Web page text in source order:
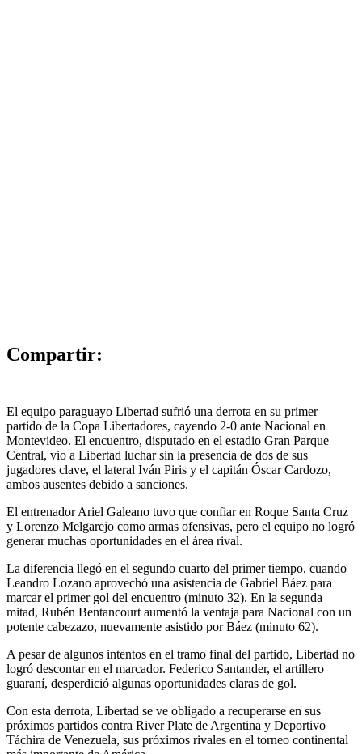
Compartir:
El equipo paraguayo Libertad sufrió una derrota en su primer
partido de la Copa Libertadores, cayendo 2-0 ante Nacional en
Montevideo. El encuentro, disputado en el estadio Gran Parque
Central, vio a Libertad luchar sin la presencia de dos de sus
jugadores clave, el lateral Iván Piris y el capitán Óscar Cardozo,
ambos ausentes debido a sanciones.
El entrenador Ariel Galeano tuvo que confiar en Roque Santa Cruz
y Lorenzo Melgarejo como armas ofensivas, pero el equipo no logró
generar muchas oportunidades en el área rival.
La diferencia llegó en el segundo cuarto del primer tiempo, cuando
Leandro Lozano aprovechó una asistencia de Gabriel Báez para
marcar el primer gol del encuentro (minuto 32). En la segunda
mitad, Rubén Bentancourt aumentó la ventaja para Nacional con un
potente cabezazo, nuevamente asistido por Báez (minuto 62).
A pesar de algunos intentos en el tramo final del partido, Libertad no
logró descontar en el marcador. Federico Santander, el artillero
guaraní, desperdició algunas oportunidades claras de gol.
Con esta derrota, Libertad se ve obligado a recuperarse en sus
próximos partidos contra River Plate de Argentina y Deportivo
Táchira de Venezuela, sus próximos rivales en el torneo continental